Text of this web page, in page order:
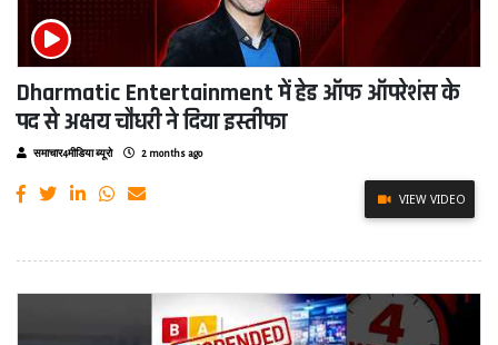
Dharmatic Entertainment में हेड ऑफ ऑपरेशंस के
पद से अक्षय चौधरी ने दिया इस्तीफा
समाचार4मीडिया ब्यूरो 2 months ago
VIEW VIDEO